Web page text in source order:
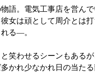
語。電気工事店を営ん
女は頑として周介とは
る—。
笑わせるシーンもある
かれ少なかれ日の当た